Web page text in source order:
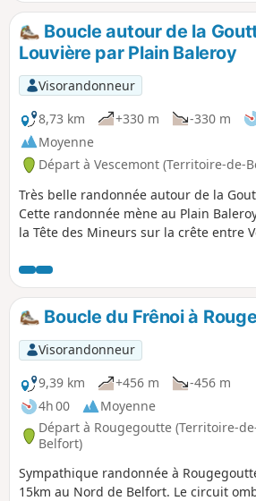
Boucle autour de la
Louvière par Plain Baleroy
Visorandonneur
8,73 km
+330 m -330 m
Moyenne
Départ à Vescemont (Territoire-de-
Très belle randonnée autour de la
Cette randonnée mène au Plain
la Tête des Mineurs sur la crête entre
Plainot et passe à travers des lieux
beaux les uns que les autres.
et de feuillus nous accueillent à
Boucle du Frênoi à
Visorandonneur
9,39 km
+456 m
-456 m
4h 00
Moyenne
Départ à Rougegoutte (Territoire-
Belfort)
Sympathique randonnée à
15km au Nord de Belfort. Le circuit